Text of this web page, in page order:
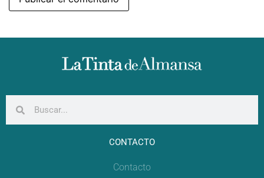
CONTACTO
Contacto